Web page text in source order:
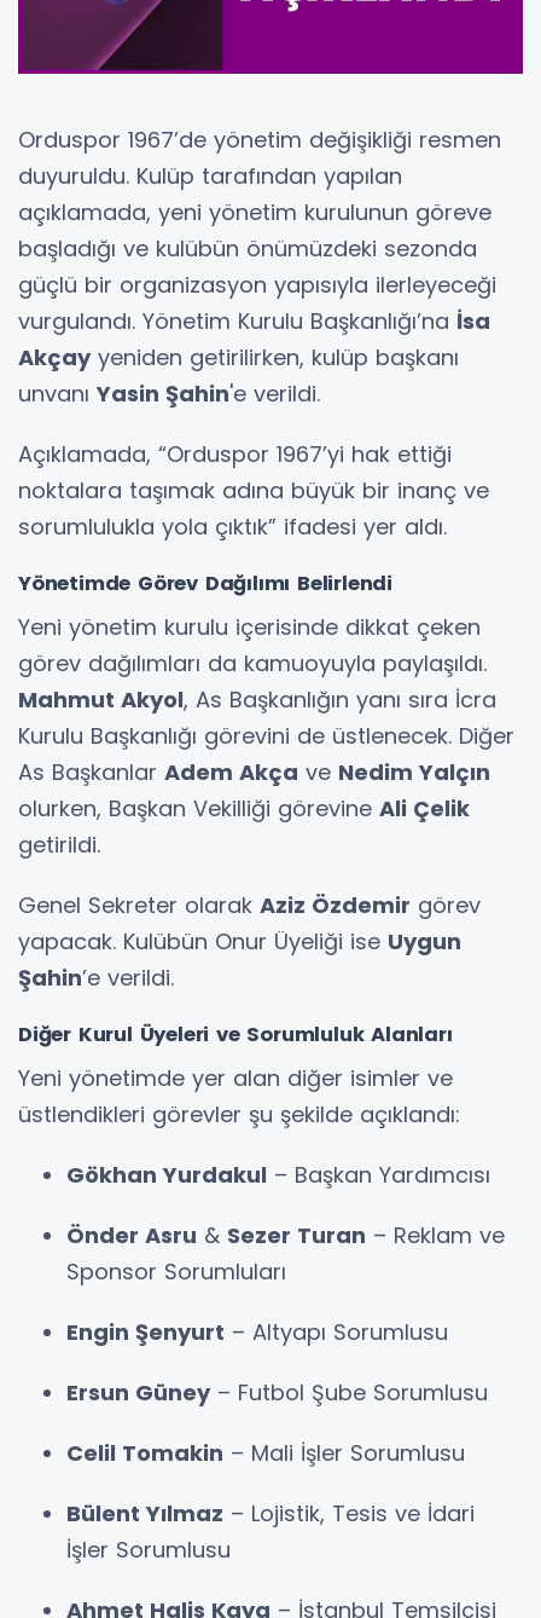
Orduspor 1967’de yönetim değişikliği resmen
duyuruldu. Kulüp tarafından yapılan
açıklamada, yeni yönetim kurulunun göreve
başladığı ve kulübün önümüzdeki sezonda
güçlü bir organizasyon yapısıyla ilerleyeceği
vurgulandı. Yönetim Kurulu Başkanlığı’na İsa
Akçayyeniden getirilirken, kulüp başkanı
unvanı Yasin Şahin'e verildi.
Açıklamada, “Orduspor 1967’yi hak ettiği
noktalara taşımak adına büyük bir inanç ve
sorumlulukla yola çıktık” ifadesi yer aldı.
Yönetimde Görev Dağılımı Belirlendi
Yeni yönetim kurulu içerisinde dikkat çeken
görev dağılımları da kamuoyuyla paylaşıldı.
Mahmut Akyol, As Başkanlığın yanı sıra İcra
Kurulu Başkanlığı görevini de üstlenecek. Diğer
As Başkanlar Adem Akça ve Nedim Yalçın
olurken, Başkan Vekilliği görevine Ali Çelik
getirildi.
Genel Sekreter olarak Aziz Özdemir görev
yapacak. Kulübün Onur Üyeliği ise Uygun
Şahin’e verildi.
Diğer Kurul Üyeleri ve Sorumluluk Alanları
Yeni yönetimde yer alan diğer isimler ve
üstlendikleri görevler şu şekilde açıklandı:
Gökhan Yurdakul – Başkan Yardımcısı
Önder Asru & Sezer Turan – Reklam ve
Sponsor Sorumluları
Engin Şenyurt – Altyapı Sorumlusu
Ersun Güney– Futbol Şube Sorumlusu
Celil Tomakin – Mali İşler Sorumlusu
Bülent Yılmaz – Lojistik, Tesis ve İdari
İşler Sorumlusu
Ahmet Halis Kaya – İstanbul Temsilcisi